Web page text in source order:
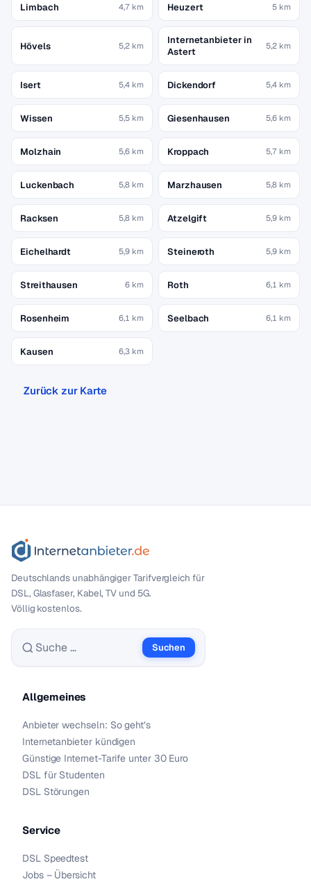
Limbach 4,7 km Heuzert 5 km
Hövels 5,2 km
Internetanbieter in
Astert
5,2 km
Isert 5,4 km Dickendorf 5,4 km
Wissen 5,5 km Giesenhausen 5,6 km
Molzhain 5,6 km Kroppach 5,7 km
Luckenbach 5,8 km Marzhausen 5,8 km
Racksen 5,8 km Atzelgift 5,9 km
Eichelhardt 5,9 km Steineroth 5,9 km
Streithausen 6 km Roth 6,1 km
Rosenheim 6,1 km Seelbach 6,1 km
Kausen 6,3 km
Zurück zur Karte
Deutschlands unabhängiger Tarif­vergleich für
DSL, Glasfaser, Kabel, TV und 5G.
Völlig kostenlos.
Suche nach:
Suchen
Allgemeines
Anbieter wechseln: So geht’s
Internetanbieter kündigen
Günstige Internet-Tarife unter 30 Euro
DSL für Studenten
DSL Störungen
Service
DSL Speedtest
Jobs – Übersicht